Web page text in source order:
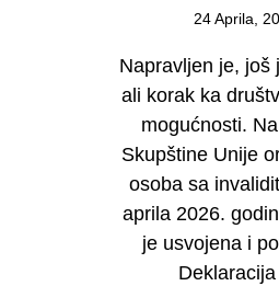
24 Aprila,
Napravljen je, još
ali korak ka
mogućnosti.
Skupštine Unije
osoba sa
aprila 2026.
je usvojena i